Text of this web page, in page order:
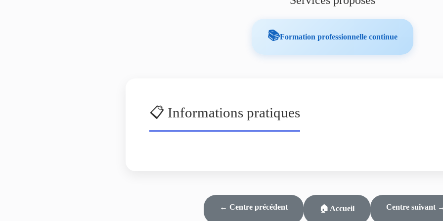
📚Formation professionnelle continue
📋 Informations pratiques
← Centre précédent 🏠 Accueil Centre suivant